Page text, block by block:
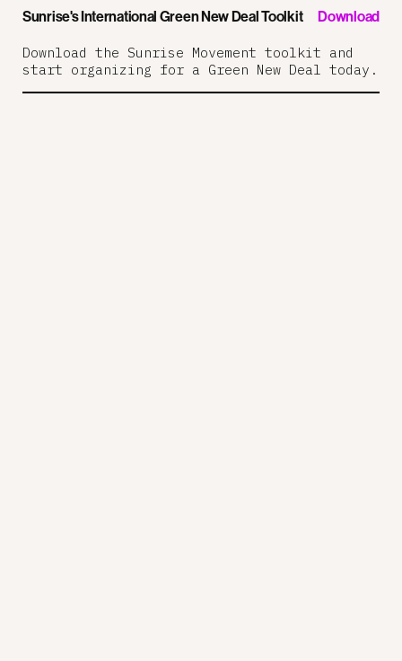
Sunrise's International Green New Deal Toolkit Download
Download the Sunrise Movement toolkit and
start organizing for a Green New Deal today.